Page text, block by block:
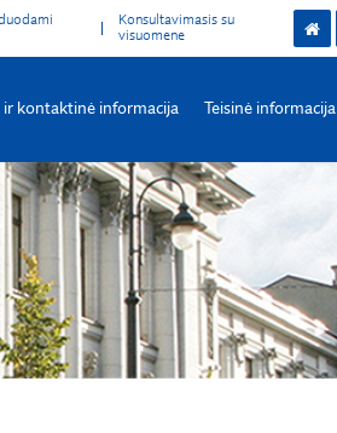
Konsultavimasis su
visuomene
kontaktinė informacija Teisinė informacija